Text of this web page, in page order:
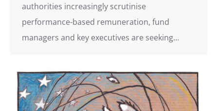
authorities increasingly scrutinise
performance-based remuneration, fund
managers and key executives are seeking…